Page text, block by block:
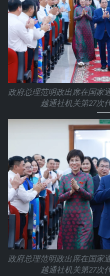
政府总理范明政出席在国家
越通社机关第27次
政府总理范明政出席在国家
越通社机关第27次